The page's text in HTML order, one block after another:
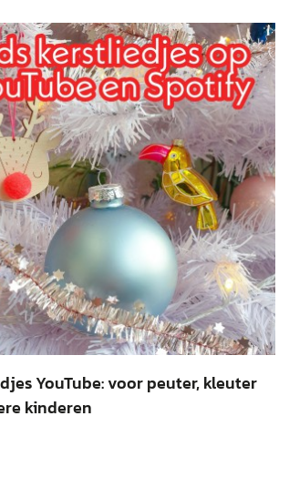
YouTube: voor peuter, kleuter
kinderen